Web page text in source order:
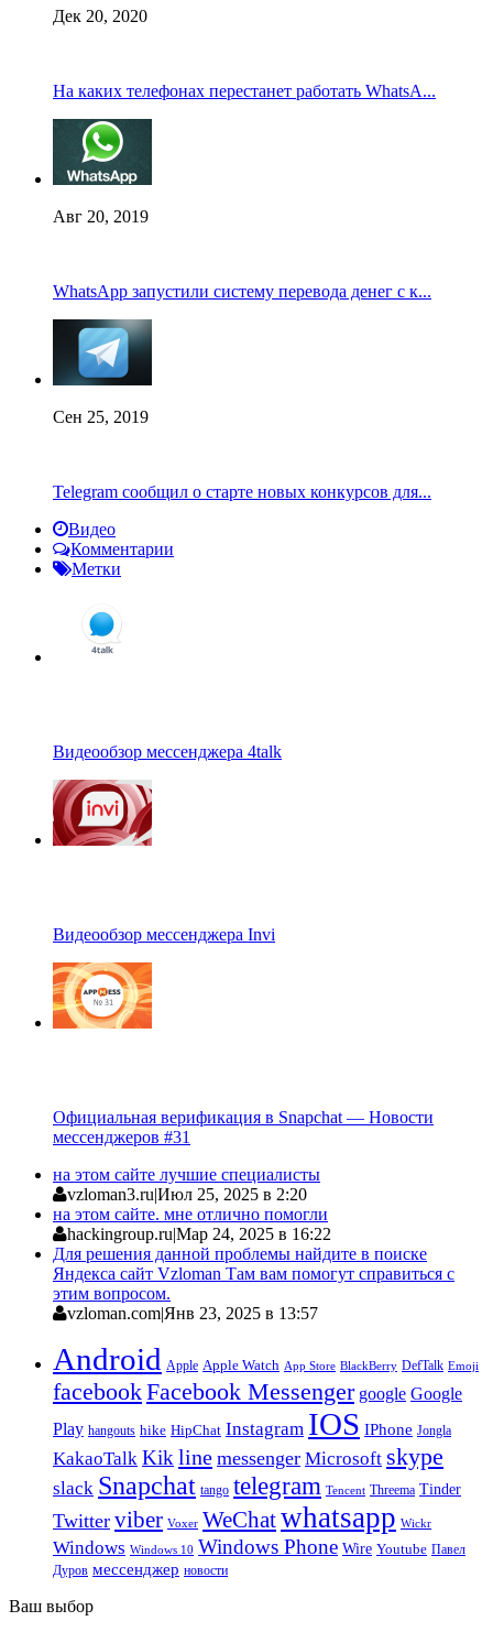
Дек 20, 2020
На каких телефонах перестанет работать WhatsA...
Авг 20, 2019
WhatsApp запустили систему перевода денег с к...
Сен 25, 2019
Telegram сообщил о старте новых конкурсов для...
Видео
Комментарии
Метки
Видеообзор мессенджера 4talk
Видеообзор мессенджера Invi
Официальная верификация в Snapchat — Новости
мессенджеров #31
на этом сайте лучшие специалисты
vzloman3.ru|Июл 25, 2025 в 2:20
на этом сайте. мне отлично помогли
hackingroup.ru|Мар 24, 2025 в 16:22
Для решения данной проблемы найдите в поиске
Яндекса сайт Vzloman Там вам помогут справиться с
этим вопросом.
vzloman.com|Янв 23, 2025 в 13:57
Android Apple Apple Watch App Store BlackBerry DefTalk Emoji
facebookFacebook Messenger google Google
Play hangouts hike HipChat Instagram IOS IPhone Jongla
KakaoTalk Kik line messenger Microsoft skype
slack Snapchat tango telegram Tencent Threema Tinder
Twitter viber Voxer WeChatwhatsapp Wickr
Windows Windows 10 Windows Phone Wire Youtube Павел
Дуров мессенджер новости
Ваш выбор